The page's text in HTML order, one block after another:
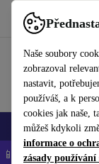
Naše soubory
zobrazoval
nastavit,
používáš, a k
cookies jak naše,
můžeš kdykoli
informace o
zásady
Používejte
Mobily a smartphony
📱 -5 % NAVÍC na